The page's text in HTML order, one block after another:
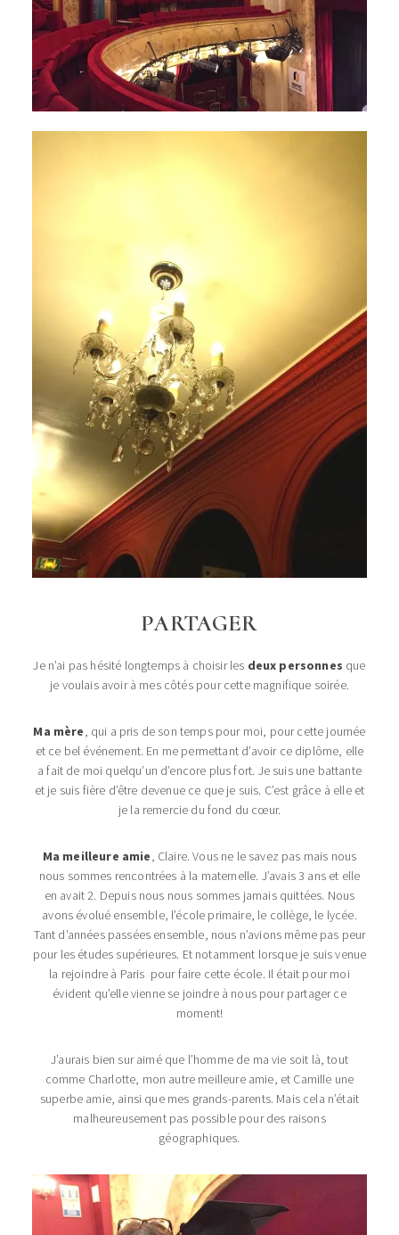
PARTAGER
Je n’ai pas hésité longtemps à choisir les deux personnes que
je voulais avoir à mes côtés pour cette magnifique soirée.
Ma mère, qui a pris de son temps pour moi, pour cette journée
et ce bel événement. En me permettant d’avoir ce diplôme, elle
a fait de moi quelqu’un d’encore plus fort. Je suis une battante
et je suis fière d’être devenue ce que je suis. C’est grâce à elle et
je la remercie du fond du cœur.
Ma meilleure amie, Claire. Vous ne le savez pas mais nous
nous sommes rencontrées à la maternelle. J’avais 3 ans et elle
en avait 2. Depuis nous nous sommes jamais quittées. Nous
avons évolué ensemble, l’école primaire, le collège, le lycée.
Tant d’années passées ensemble, nous n’avions même pas peur
pour les études supérieures. Et notamment lorsque je suis venue
la rejoindre à Paris pour faire cette école. Il était pour moi
évident qu’elle vienne se joindre à nous pour partager ce
moment!
J’aurais bien sur aimé que l’homme de ma vie soit là, tout
comme Charlotte, mon autre meilleure amie, et Camille une
superbe amie, ainsi que mes grands-parents. Mais cela n’était
malheureusement pas possible pour des raisons
géographiques.